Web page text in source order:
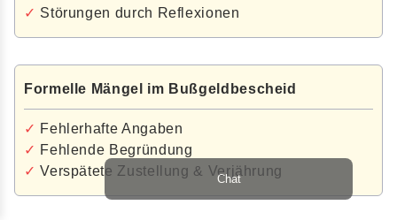
✓ Störungen durch Reflexionen
Formelle Mängel im Bußgeldbescheid
✓ Fehlerhafte Angaben
✓ Fehlende Begründung
✓ Verspätete Zustellung & Verjährung
Chat